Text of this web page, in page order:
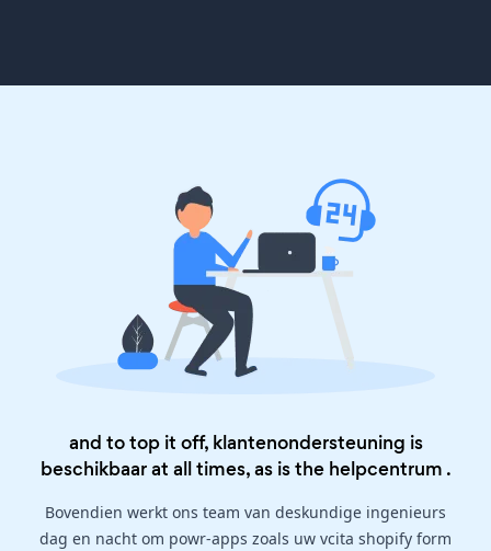
and to top it off, klantenondersteuning is
beschikbaar at all times, as is the helpcentrum .
Bovendien werkt ons team van deskundige ingenieurs
dag en nacht om powr-apps zoals uw vcita shopify form